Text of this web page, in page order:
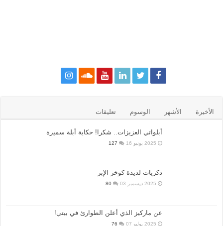
الأخيرة الأشهر الوسوم تعليقات
أبلواتي العزيزات.. شكرا! حكاية أبلة سميرة
2025 يونيو 16 127
ذكريات لذيذة كوخز الإبر
2025 ديسمبر 03 80
عن ماركيز الذي أعلن الطوارئ في بيتي!
2025 يوليو 07 76